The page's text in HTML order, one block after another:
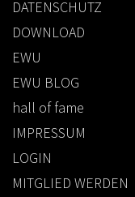
DATENSCHUTZ
DOWNLOAD
EWU
EWU BLOG
hall of fame
IMPRESSUM
LOGIN
MITGLIED WERDEN